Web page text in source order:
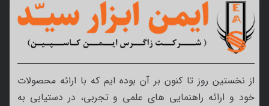
از نخستین روز تا کنون بر آن بوده ایم که با ارائه محصولات
خود و ارائه راهنمایی های علمی و تجربی، در دستیابی به